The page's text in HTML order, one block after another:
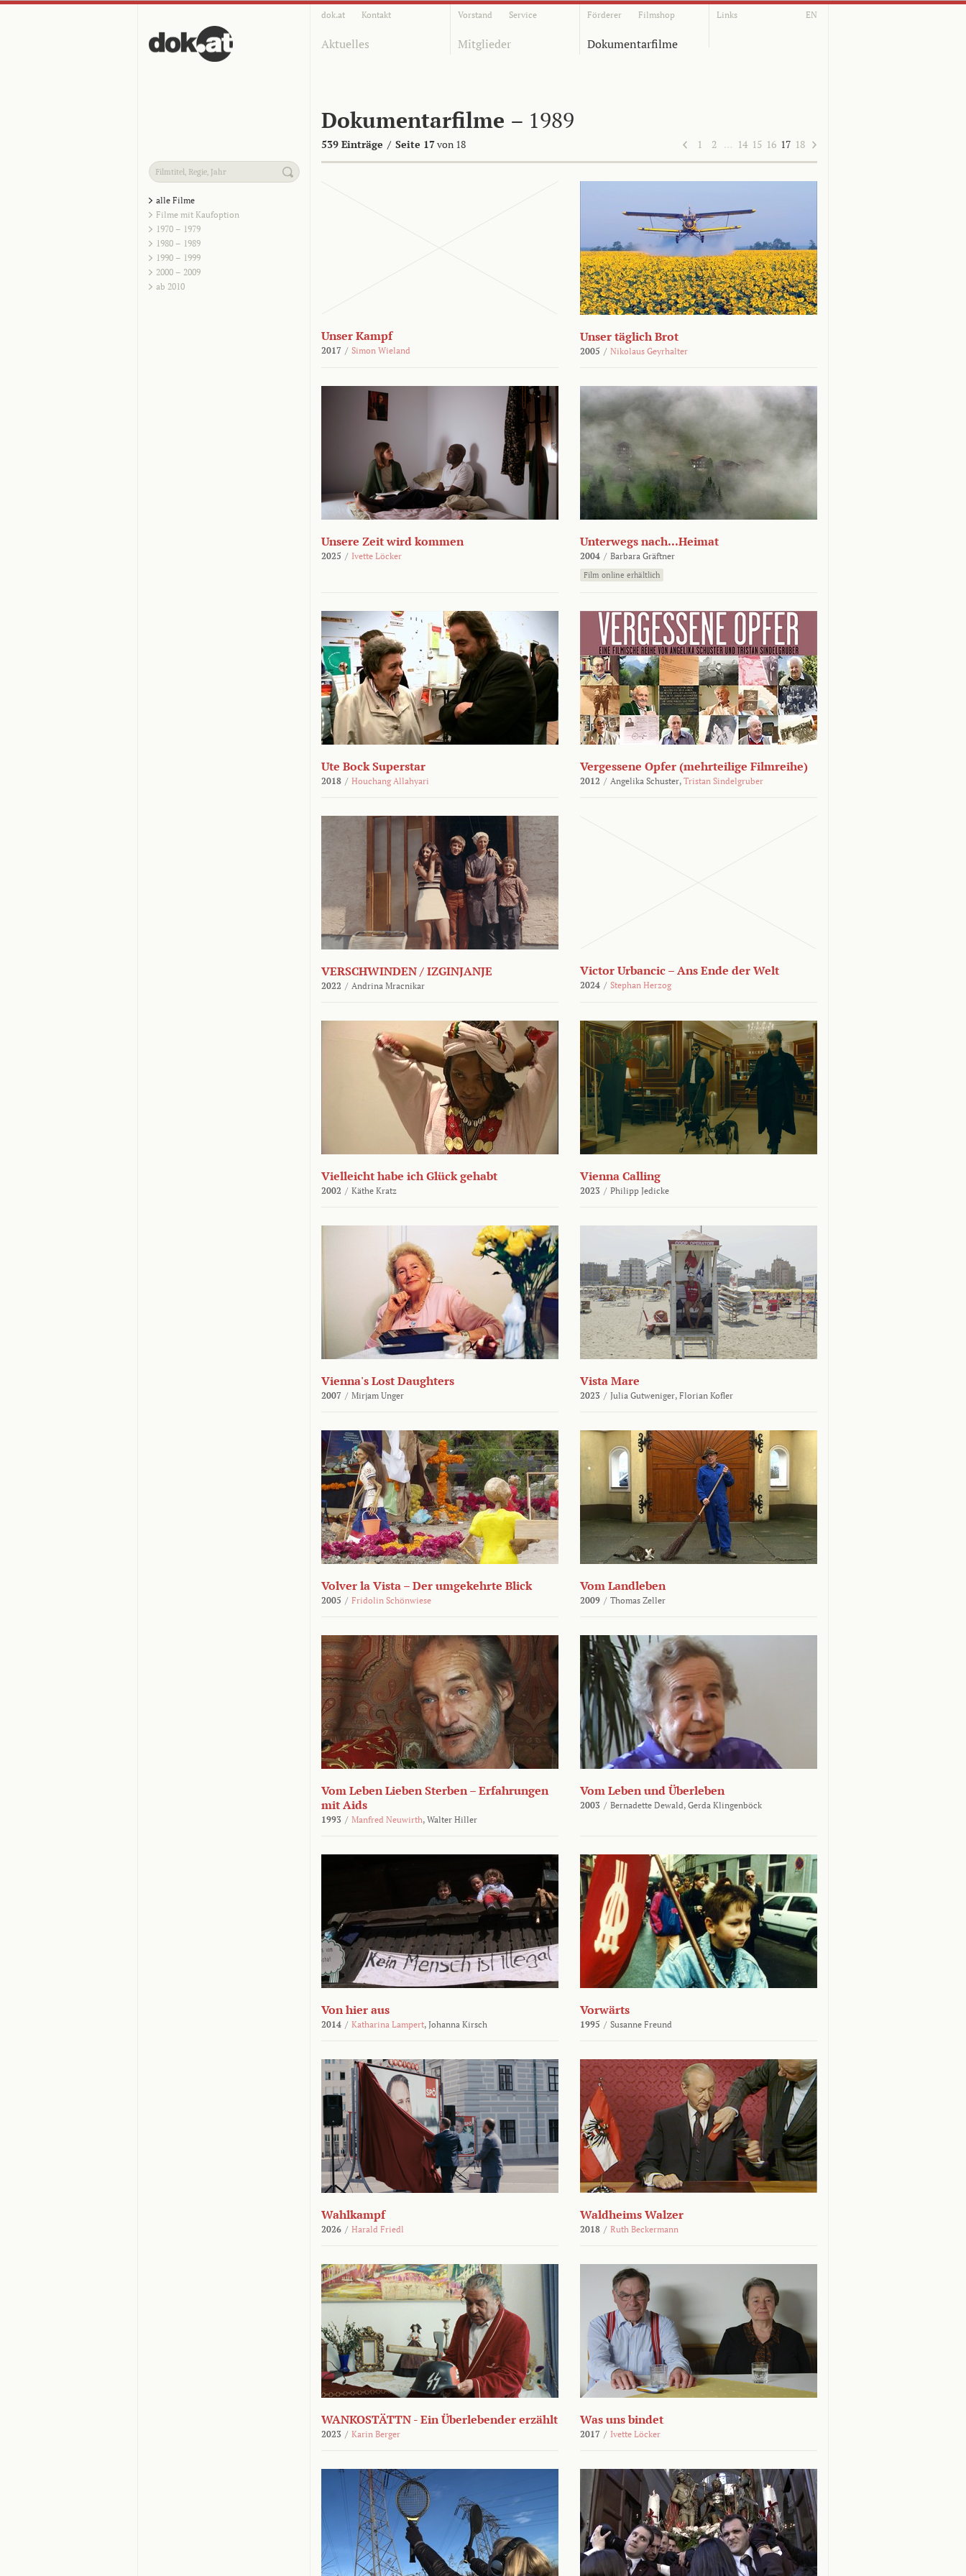
dok.at Kontakt Vorstand Service Förderer Filmshop Links EN
Aktuelles Mitglieder Dokumentarfilme
Dokumentarfilme – 1989
539 Einträge / Seite 17von 18 1 2 … 14 15 16 17 18
alle Filme
Filme mit Kaufoption
1970 – 1979
1980 – 1989
1990 – 1999
2000 – 2009
ab 2010
Unser Kampf
2017 / Simon Wieland
Unser täglich Brot
2005 / Nikolaus Geyrhalter
Unsere Zeit wird kommen
2025 / Ivette Löcker
Unterwegs nach...Heimat
2004 / Barbara Gräftner
Film online erhältlich
Ute Bock Superstar
2018 / Houchang Allahyari
Vergessene Opfer (mehrteilige Filmreihe)
2012 / Angelika Schuster, Tristan Sindelgruber
VERSCHWINDEN / IZGINJANJE
2022 / Andrina Mracnikar
Victor Urbancic – Ans Ende der Welt
2024 / Stephan Herzog
Vielleicht habe ich Glück gehabt
2002 / Käthe Kratz
Vienna Calling
2023 / Philipp Jedicke
Vienna's Lost Daughters
2007 / Mirjam Unger
Vista Mare
2023 / Julia Gutweniger, Florian Kofler
Volver la Vista – Der umgekehrte Blick
2005 / Fridolin Schönwiese
Vom Landleben
2009 / Thomas Zeller
Vom Leben Lieben Sterben – Erfahrungen
mit Aids
1993 / Manfred Neuwirth, Walter Hiller
Vom Leben und Überleben
2003 / Bernadette Dewald, Gerda Klingenböck
Von hier aus
2014 / Katharina Lampert, Johanna Kirsch
Vorwärts
1995 / Susanne Freund
Wahlkampf
2026 / Harald Friedl
Waldheims Walzer
2018 / Ruth Beckermann
WANKOSTÄTTN - Ein Überlebender erzählt
2023 / Karin Berger
Was uns bindet
2017 / Ivette Löcker